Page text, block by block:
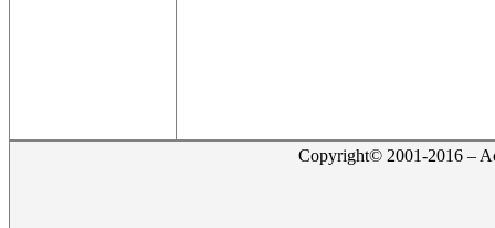
Copyright© 2001-2016 –